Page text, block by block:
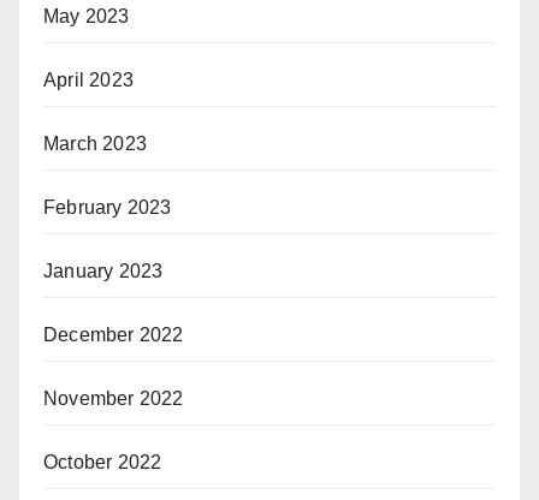
May 2023
April 2023
March 2023
February 2023
January 2023
December 2022
November 2022
October 2022